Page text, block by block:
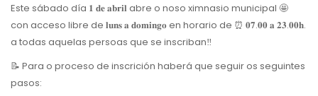
Este sábado día 𝟏 𝐝𝐞 𝐚𝐛𝐫𝐢𝐥 abre o noso ximnasio municipal 🤩
con acceso libre de 𝐥𝐮𝐧𝐬 𝐚 𝐝𝐨𝐦𝐢𝐧𝐠𝐨 en horario de ⏰ 𝟎𝟕.𝟎𝟎 𝐚 𝟐𝟑.𝟎𝟎𝐡.
a todas aquelas persoas que se inscriban‼️
📝 Para o proceso de inscrición haberá que seguir os seguintes
pasos: